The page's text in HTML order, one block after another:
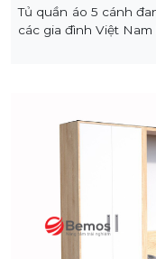
Tủ quần áo 5 cánh
các gia đình Việt